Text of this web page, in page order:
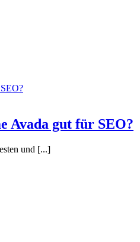
Avada gut für SEO?
und [...]